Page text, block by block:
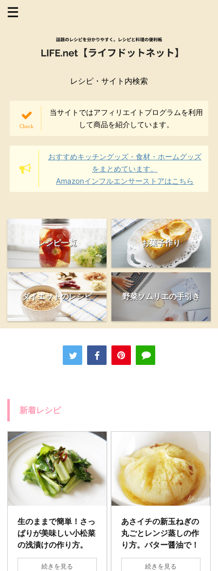
レシピ・サイト内検索
当サイトではアフィリエイトプログラムを利用
して商品を紹介しています。
おすすめキッチングッズ・食材・ホームグッズ
をまとめています。
Amazonインフルエンサーストアはこちら
レシピ一覧 お菓子作り
ダイエットのレシピ 野菜ソムリエの手引き
新着レシピ
生のままで簡単！さっ
ぱりが美味しい小松菜
の浅漬けの作り方。
続きを見る
あさイチの新玉ねぎの
丸ごとレンジ蒸しの作
り方。バター醤油で！
続きを見る